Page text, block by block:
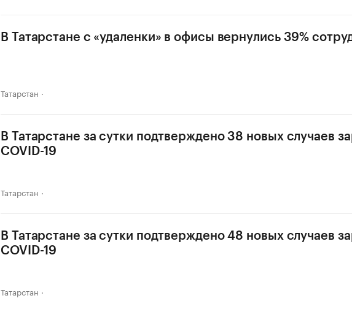
В Татарстане с «удаленки» в офисы вернулись 39%
Татарстан
В Татарстане за сутки подтверждено 38 новых случаев
COVID-19
Татарстан
В Татарстане за сутки подтверждено 48 новых случаев
COVID-19
Татарстан